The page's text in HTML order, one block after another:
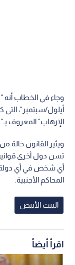
أيلول/سبتمبر"،
الإرهاب" المعروف
ويثير القانون حالة
تسن دول أخرى
المحاكم الأجنبية.
البيت الأبيض
اقرأ أيضاً